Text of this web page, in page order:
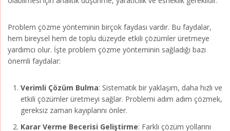
Problem çözme yönteminin birçok faydası vardır. Bu faydalar,
hem bireysel hem de toplu düzeyde etkili çözümler üretmeye
yardımcı olur. İşte problem çözme yönteminin sağladığı bazı
önemli faydalar:
Verimli Çözüm Bulma: Sistematik bir yaklaşım, daha hızlı ve
etkili çözümler üretmeyi sağlar. Problemi adım adım çözmek,
gereksiz zaman kayıplarını önler.
Karar Verme Becerisi Geliştirme: Farklı çözüm yollarını